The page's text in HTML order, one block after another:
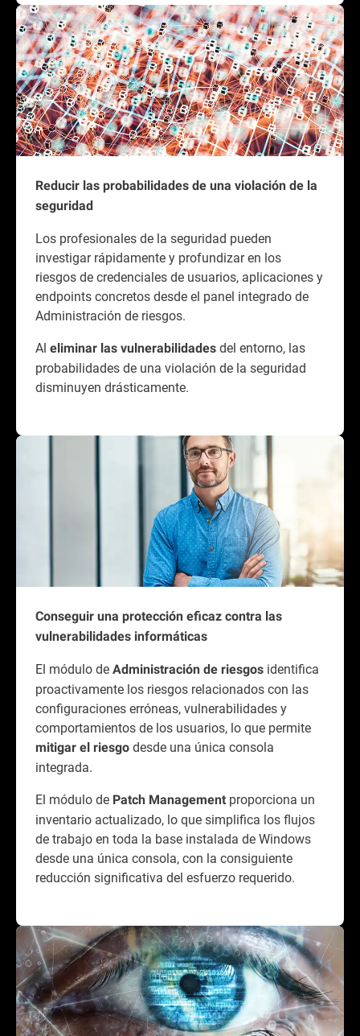
Reducir las probabilidades de una violación de la
seguridad
Los profesionales de la seguridad pueden
investigar rápidamente y profundizar en los
riesgos de credenciales de usuarios, aplicaciones y
endpoints concretos desde el panel integrado de
Administración de riesgos.
Al eliminar las vulnerabilidades del entorno, las
probabilidades de una violación de la seguridad
disminuyen drásticamente.
Conseguir una protección eficaz contra las
vulnerabilidades informáticas
El módulo de Administración de riesgos identifica
proactivamente los riesgos relacionados con las
configuraciones erróneas, vulnerabilidades y
comportamientos de los usuarios, lo que permite
mitigar el riesgo desde una única consola
integrada.
El módulo de Patch Management proporciona un
inventario actualizado, lo que simplifica los flujos
de trabajo en toda la base instalada de Windows
desde una única consola, con la consiguiente
reducción significativa del esfuerzo requerido.